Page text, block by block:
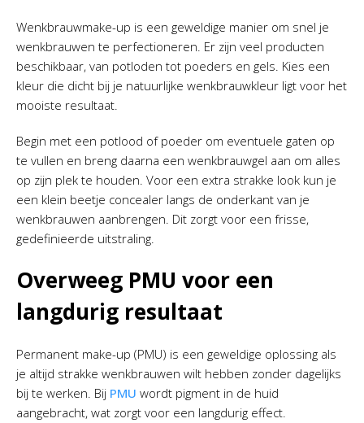
Wenkbrauwmake-up is een geweldige manier om snel je
wenkbrauwen te perfectioneren. Er zijn veel producten
beschikbaar, van potloden tot poeders en gels. Kies een
kleur die dicht bij je natuurlijke wenkbrauwkleur ligt voor het
mooiste resultaat.
Begin met een potlood of poeder om eventuele gaten op
te vullen en breng daarna een wenkbrauwgel aan om alles
op zijn plek te houden. Voor een extra strakke look kun je
een klein beetje concealer langs de onderkant van je
wenkbrauwen aanbrengen. Dit zorgt voor een frisse,
gedefinieerde uitstraling.
Overweeg PMU voor een
langdurig resultaat
Permanent make-up (PMU) is een geweldige oplossing als
je altijd strakke wenkbrauwen wilt hebben zonder dagelijks
bij te werken. Bij PMU wordt pigment in de huid
aangebracht, wat zorgt voor een langdurig effect.